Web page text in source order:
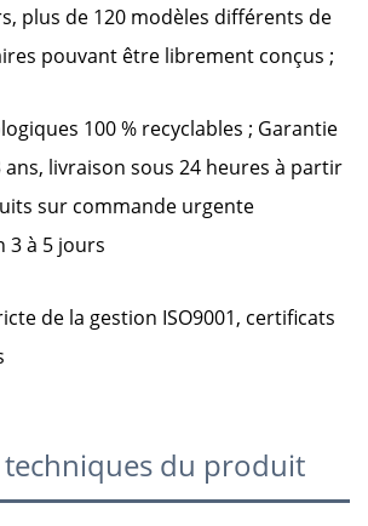
plus de 120 modèles différents de
pouvant être librement conçus ;
100 % recyclables ; Garantie
livraison sous 24 heures à partir
sur commande urgente
3 à 5 jours
de la gestion ISO9001, certificats
techniques du produit